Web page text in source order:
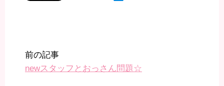
前の記事
newスタッフとおっさん問題☆